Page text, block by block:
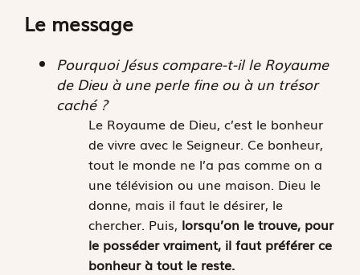
Le message
Pourquoi Jésus compare-t-il le Royaume
de Dieu à une perle fine ou à un trésor
caché ?
Le Royaume de Dieu, c’est le bonheur
de vivre avec le Seigneur. Ce bonheur,
tout le monde ne l’a pas comme on a
une télévision ou une maison. Dieu le
donne, mais il faut le désirer, le
chercher. Puis, lorsqu’on le trouve, pour
le posséder vraiment, il faut préférer ce
bonheur à tout le reste.